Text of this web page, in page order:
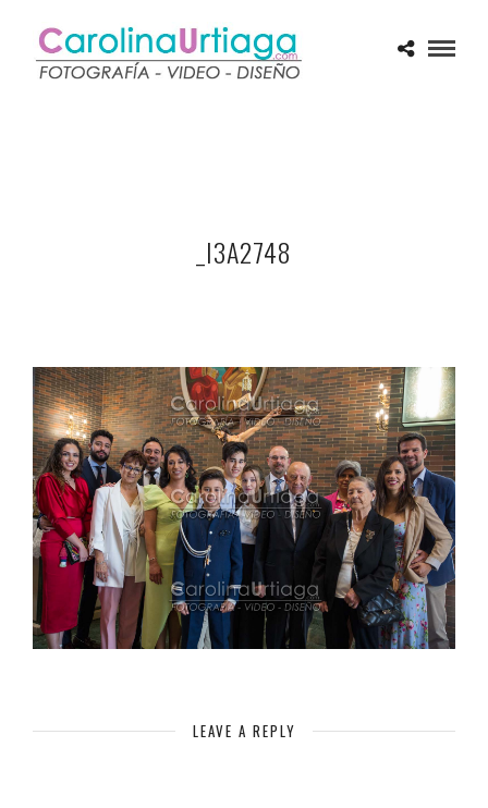
_I3A2748
LEAVE A REPLY